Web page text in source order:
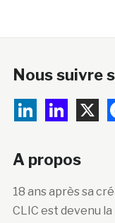
Nous suivre
A propos
18 ans après sa
CLIC est devenu